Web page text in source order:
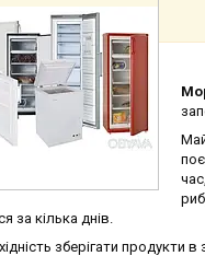
за кілька днів.
зберігати